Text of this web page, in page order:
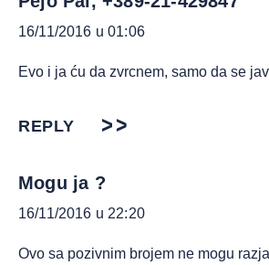
16/11/2016 u 01:06
Evo i ja ću da zvrcnem, samo da se
REPLY
Mogu ja ?
16/11/2016 u 22:20
Ovo sa pozivnim brojem ne mogu